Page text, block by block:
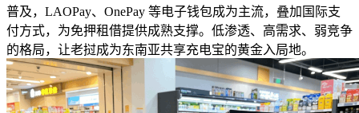
普及，LAOPay、OnePay 等电子钱包成为主流，叠加国际支
付方式，为免押租借提供成熟支撑。低渗透、高需求、弱竞争
的格局，让老挝成为东南亚共享充电宝的黄金入局地。